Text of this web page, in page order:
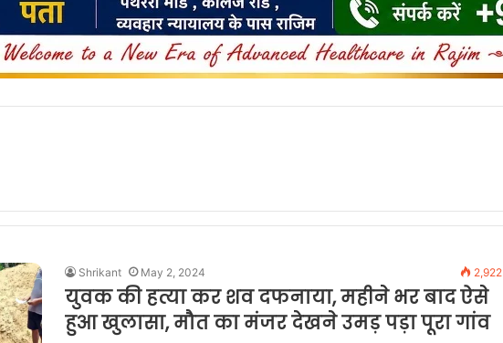
Shrikant May 2, 2024 2,922
युवक की हत्या कर शव दफनाया, महीने भर बाद ऐसे
हुआ खुलासा, मौत का मंजर देखने उमड़ पड़ा पूरा गांव